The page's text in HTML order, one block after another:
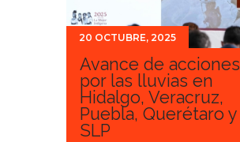
Noticias
Para ti
Contacto
20 OCTUBRE, 2025
Avance de acciones
por las lluvias en
Hidalgo, Veracruz,
Puebla, Querétaro y
SLP